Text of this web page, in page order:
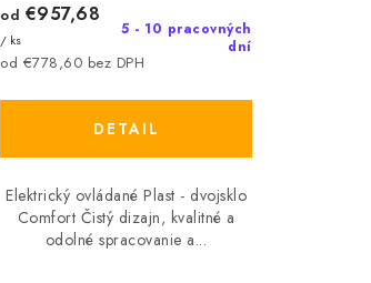
5 - 10 pracovných
dní
od €778,60 bez DPH
od €957,68
/ ks
DETAIL
Elektrický ovládané Plast - dvojsklo
Comfort Čistý dizajn, kvalitné a
odolné spracovanie a...